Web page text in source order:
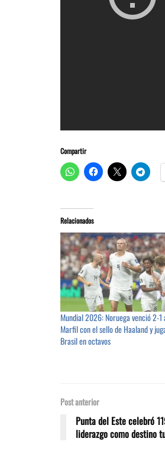
Compartir
Relacionados
Mundial 2026: Noruega venció 2-1
Marfil con el sello de Haaland y
Brasil en octavos
Post anterior
Punta del Este celebró
liderazgo como destino